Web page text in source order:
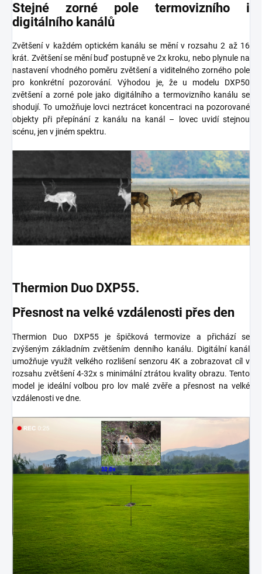
Stejné zorné pole termovizního i
digitálního kanálů
Zvětšení v každém optickém kanálu se mění v rozsahu 2 až 16
krát. Zvětšení se mění buď postupně ve 2x kroku, nebo plynule na
nastavení vhodného poměru zvětšení a viditelného zorného pole
pro konkrétní pozorování. Výhodou je, že u modelu DXP50
zvětšení a zorné pole jako digitálního a termovizního kanálu se
shodují. To umožňuje lovci neztrácet koncentraci na pozorované
objekty při přepínání z kanálu na kanál – lovec uvidí stejnou
scénu, jen v jiném spektru.
Thermion Duo DXP55.
Přesnost na velké vzdálenosti přes den
Thermion Duo DXP55 je špičková termovize a přichází se
zvýšeným základním zvětšením denního kanálu. Digitální kanál
umožňuje využít velkého rozlišení senzoru 4K a zobrazovat cíl v
rozsahu zvětšení 4-32x s minimální ztrátou kvality obrazu. Tento
model je ideální volbou pro lov malé zvěře a přesnost na velké
vzdálenosti ve dne.